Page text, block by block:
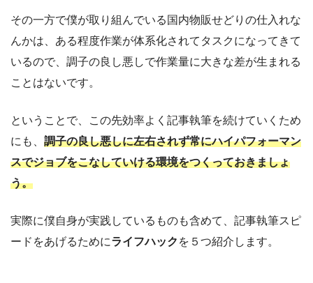
その一方で僕が取り組んでいる国内物販せどりの仕入れな
んかは、ある程度作業が体系化されてタスクになってきて
いるので、調子の良し悪しで作業量に大きな差が生まれる
ことはないです。
ということで、この先効率よく記事執筆を続けていくため
にも、 調子の良し悪しに左右されず常にハイパフォーマン
スでジョブをこなしていける環境をつくっておきましょ
う。
実際に僕自身が実践しているものも含めて、記事執筆スピ
ードをあげるためにライフハック を５つ紹介します。